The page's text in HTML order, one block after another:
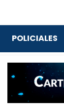
POLICIALES